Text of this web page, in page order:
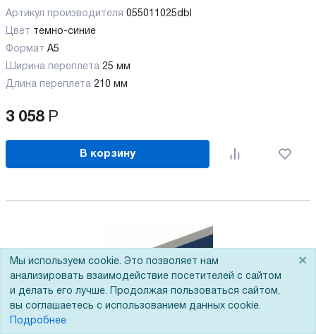
Артикул производителя 055011025dbl
Цвет темно-синие
Формат A5
Ширина переплета 25 мм
Длина переплета 210 мм
3 058 Р
В корзину
Мы используем cookie. Это позволяет нам
анализировать взаимодействие посетителей с сайтом
и делать его лучше. Продолжая пользоваться сайтом,
вы соглашаетесь с использованием данных cookie.
Подробнее
×